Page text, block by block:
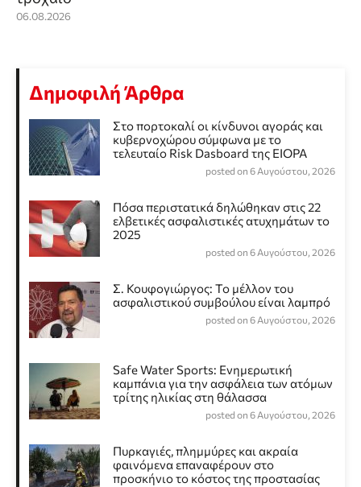
06.08.2026
Δημοφιλή Άρθρα
Στο πορτοκαλί οι κίνδυνοι αγοράς και
κυβερνοχώρου σύμφωνα με το
τελευταίο Risk Dasboard της EIOPA
posted on 6 Αυγούστου, 2026
Πόσα περιστατικά δηλώθηκαν στις 22
ελβετικές ασφαλιστικές ατυχημάτων το
2025
posted on 6 Αυγούστου, 2026
Σ. Κουφογιώργος: To μέλλον του
ασφαλιστικού συμβούλου είναι λαμπρό
posted on 6 Αυγούστου, 2026
Safe Water Sports: Eνημερωτική
καμπάνια για την ασφάλεια των ατόμων
τρίτης ηλικίας στη θάλασσα
posted on 6 Αυγούστου, 2026
Πυρκαγιές, πλημμύρες και ακραία
φαινόμενα επαναφέρουν στο
προσκήνιο το κόστος της προστασίας